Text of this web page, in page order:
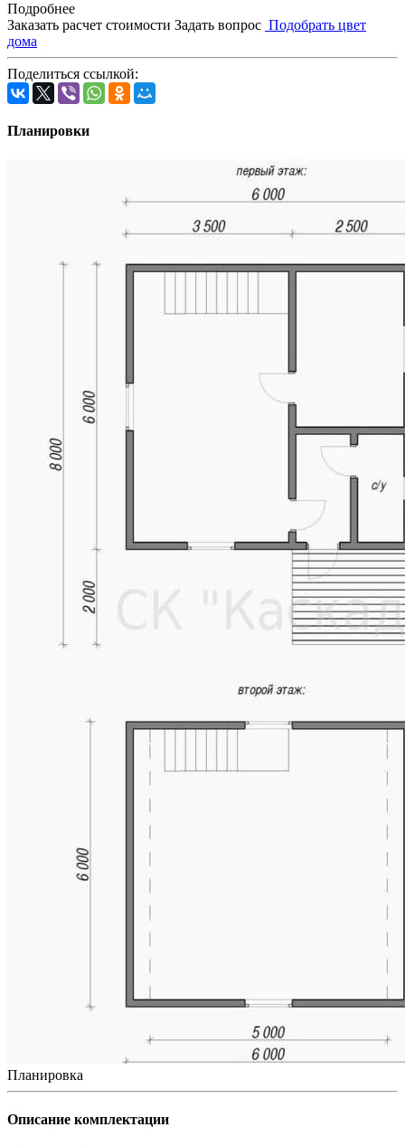
Подробнее
Заказать расчет стоимости Задать вопрос Подобрать цвет
дома
Поделиться ссылкой:
Планировки
Планировка
Описание комплектации